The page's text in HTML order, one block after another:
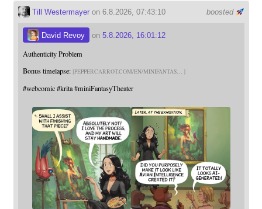
boosted
Till Westermayeron 6.8.2026, 07:43:10
David Revoy on 5.8.2026, 16:01:12
Authenticity Problem
Bonus timelapse: PEPPERCARROT.COM/EN/MINIFANTAS
#webcomic #krita #miniFantasyTheater